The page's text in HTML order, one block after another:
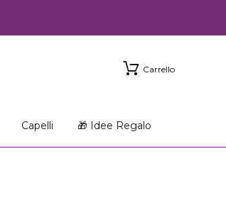
Carrello
Capelli 🎁 Idee Regalo